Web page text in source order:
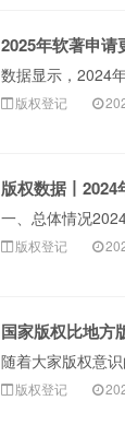
版权登记
版权登记
版权登记